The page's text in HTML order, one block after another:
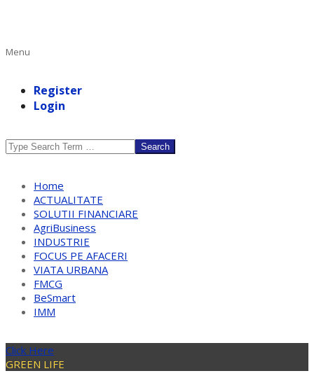
Primary
Menu
Register
Login
Search
Home
ACTUALITATE
SOLUTII FINANCIARE
AgriBusiness
INDUSTRIE
FOCUS PE AFACERI
VIATA URBANA
FMCG
BeSmart
IMM
Click Here
GREEN LIFE